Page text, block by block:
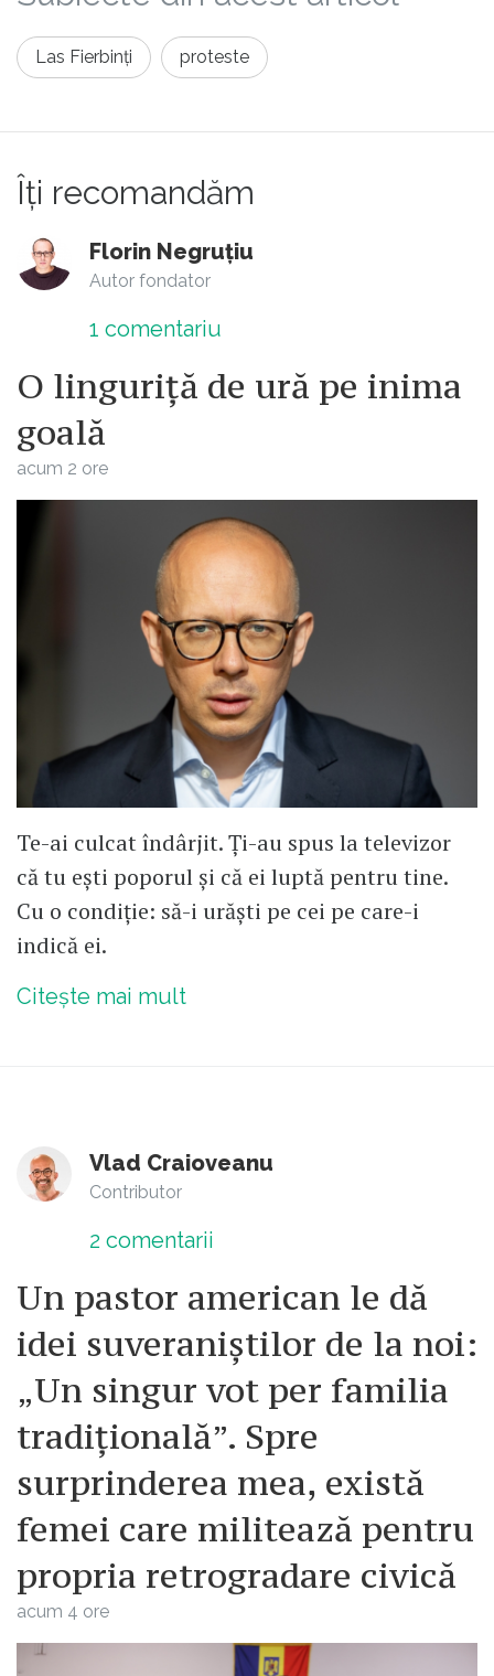
barierelor în fața furtului.
Las Fierbinți proteste
Îți recomandăm
Florin Negruțiu
Autor fondator
1 comentariu
O linguriță de ură pe inima
goală
acum 2 ore
Te-ai culcat îndârjit. Ți-au spus la televizor
că tu ești poporul și că ei luptă pentru tine.
Cu o condiție: să-i urăști pe cei pe care-i
indică ei.
Citește mai mult
Vlad Craioveanu
Contributor
2 comentarii
Un pastor american le dă
idei suveraniștilor de la noi:
„Un singur vot per familia
tradițională”. Spre
surprinderea mea, există
femei care militează pentru
propria retrogradare civică
acum 4 ore